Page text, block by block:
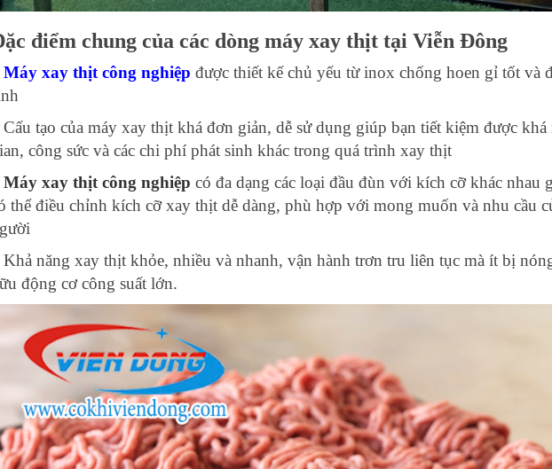
điểm chung của các dòng máy xay thịt tại Viễn Đông
Máy xay thịt công nghiệp được thiết kế chủ yếu từ inox chống hoen gỉ tốt và
Cấu tạo của máy xay thịt khá đơn giản, dễ sử dụng giúp bạn tiết kiệm được
công sức và các chi phí phát sinh khác trong quá trình xay thịt
Máy xay thịt công nghiệp có đa dạng các loại đầu đùn với kích cỡ khác nhau
thể điều chỉnh kích cỡ xay thịt dễ dàng, phù hợp với mong muốn và nhu cầu
Khả năng xay thịt khỏe, nhiều và nhanh, vận hành trơn tru liên tục mà ít bị
động cơ công suất lớn.